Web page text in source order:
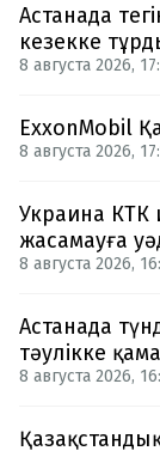
Астанада
кезекке
8 августа 2026,
ExxonMobil
8 августа 2026,
Украина
жасамауға
8 августа 2026,
Астанада
тәулікке
8 августа 2026,